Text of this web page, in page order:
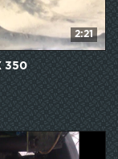
2:21
350